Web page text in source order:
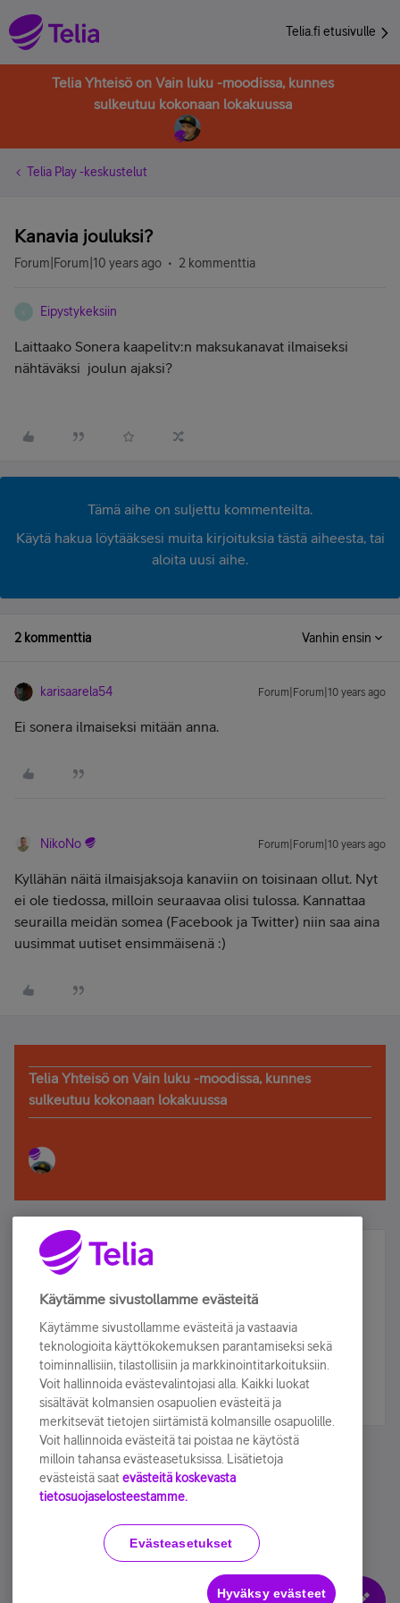
Telia.fi etusivulle
Telia Yhteisö on Vain luku -moodissa, kunnes
sulkeutuu kokonaan lokakuussa
Telia Play -keskustelut
Kanavia jouluksi?
Forum|Forum|10 years ago 2 kommenttia
Eipystykeksiin
Laittaako Sonera kaapelitv:n maksukanavat ilmaiseksi
nähtäväksi joulun ajaksi?
Tämä aihe on suljettu kommenteilta.
Käytä hakua löytääksesi muita kirjoituksia tästä aiheesta, tai
aloita uusi aihe.
2 kommenttia Vanhin ensin
karisaarela54 Forum|Forum|10 years ago
Ei sonera ilmaiseksi mitään anna.
NikoNo Forum|Forum|10 years ago
Kyllähän näitä ilmaisjaksoja kanaviin on toisinaan ollut. Nyt
ei ole tiedossa, milloin seuraavaa olisi tulossa. Kannattaa
seurailla meidän somea (Facebook ja Twitter) niin saa aina
uusimmat uutiset ensimmäisenä :)
Telia Yhteisö on Vain luku -moodissa, kunnes
sulkeutuu kokonaan lokakuussa
Älä jää paitsi – osallistu ja voita!
Tilaa Telian uutiskirje ja olet mukana arvonnassa.
sähköpostiisi.
Tilaa nyt
Käyttöehdot Accessibility statement
Käytämme sivustollamme evästeitä
Käytämme sivustollamme evästeitä ja vastaavia
teknologioita käyttökokemuksen parantamiseksi sekä
toiminnallisiin, tilastollisiin ja markkinointitarkoituksiin.
Voit hallinnoida evästevalintojasi alla. Kaikki luokat
sisältävät kolmansien osapuolien evästeitä ja
merkitsevät tietojen siirtämistä kolmansille osapuolille.
Voit hallinnoida evästeitä tai poistaa ne käytöstä
milloin tahansa evästeasetuksissa. Lisätietoja
evästeistä saat evästeitä koskevasta
tietosuojaselosteestamme.
Evästeasetukset
Hyväksy evästeet